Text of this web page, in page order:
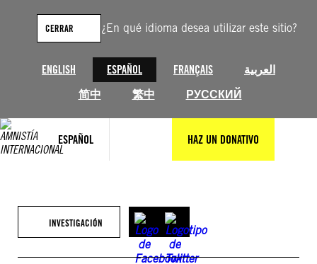
¿En qué idioma desea utilizar este sitio?
ENGLISH ESPAÑOL FRANÇAIS
العربية
简中
繁中 РУССКИЙ
CERRAR
ESPAÑOL HAZ UN DONATIVO
contenido
INVESTIGACIÓN